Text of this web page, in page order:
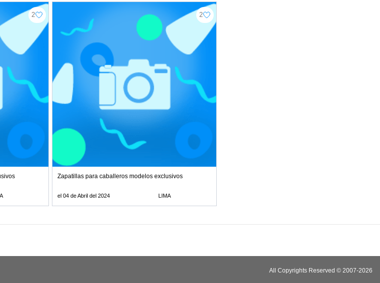
2 2
Zapatillas para caballeros modelos exclusivos
el 04 de Abril del 2024 LIMA
All Copyrights Reserved © 2007-2026